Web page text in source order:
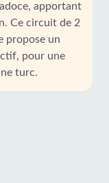
apportant
Ce circuit de 2
propose un
pour une
turc.